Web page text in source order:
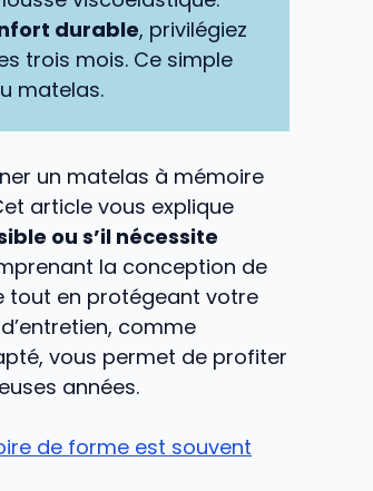
durable, privilégiez
trois mois. Ce simple
matelas.
un matelas à mémoire
article vous explique
ou s’il nécessite
la conception de
tout en protégeant votre
comme
vous permet de profiter
années.
de forme est souvent